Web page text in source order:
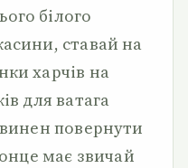
білого
ставай на
харчів на
для ватага
повернути
має звичай